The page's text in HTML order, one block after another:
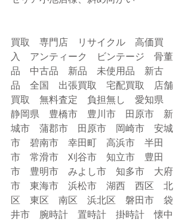
買取　専門店　リサイクル　高価買
入　アンティーク　ビンテージ　骨董
品　中古品　新品　未使用品　新古
品　全国　出張買取　宅配買取　店舗
買取　無料査定　負担無し　愛知県
静岡県　豊橋市　豊川市　田原市　新
城市　蒲郡市　田原市　岡崎市　安城
市　碧南市　幸田町　高浜市　半田
市　常滑市　刈谷市　知立市　豊田
市　豊明市　みよし市　知多市　大府
市　東海市　浜松市　湖西　西区　北
区　東区　南区　浜北区　磐田市　袋
井市　腕時計　置時計　掛時計　懐中